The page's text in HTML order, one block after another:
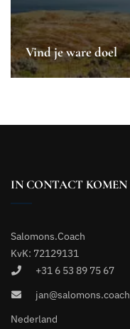
Vind je ware doel
IN CONTACT KOMEN
Salomons.Coach
KvK: 72129131
+31 6 53 89 75 67
jan@salomons.coach
Nederland